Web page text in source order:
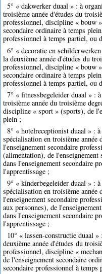
5° « dakwerker duaal » : à
troisième année d'études du
professionnel, discipline « bouw
secondaire ordinaire à temps
professionnel à temps partiel, ou
6° « decoratie en
la deuxième année d'études du
professionnel, discipline « bouw
secondaire ordinaire à temps
professionnel à temps partiel, ou
7° « fitnessbegeleider duaal » :
troisième année du troisième
discipline « sport » (sports), de
plein ;
8° « hotelreceptionist duaal » :
spécialisation en troisième année
l'enseignement secondaire
(alimentation), de
dans l'enseignement secondaire
l'apprentissage ;
9° « kinderbegeleider duaal » :
spécialisation en troisième année
l'enseignement secondaire
aux personnes), de
dans l'enseignement secondaire
l'apprentissage ;
10° « lassen-constructie duaal
deuxième année d'études du
professionnel, discipline «
de l'enseignement secondaire
secondaire professionnel à